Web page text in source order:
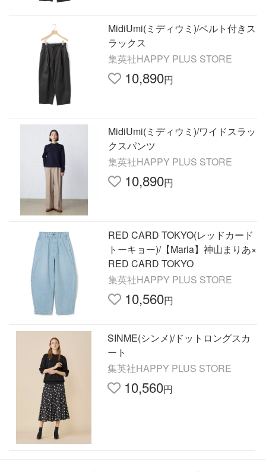
MidiUmi(ミディウミ)/ベルト付きス
ラックス
集英社HAPPY PLUS STORE
10,890円
MidiUmi(ミディウミ)/ワイドスラッ
クスパンツ
集英社HAPPY PLUS STORE
10,890円
RED CARD TOKYO(レッドカード
トーキョー)/【Maria】神山まりあ×
RED CARD TOKYO
集英社HAPPY PLUS STORE
10,560円
SINME(シンメ)/ドットロングスカ
ート
集英社HAPPY PLUS STORE
10,560円